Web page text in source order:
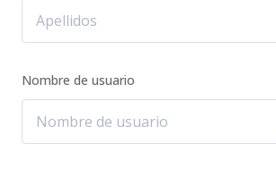
Nombre de usuario